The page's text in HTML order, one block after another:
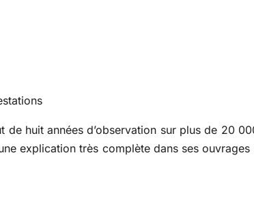
huit années d’observation sur plus de 20
explication très complète dans ses